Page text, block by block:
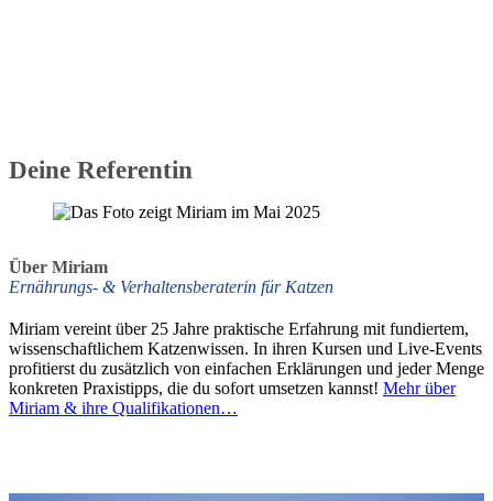
Deine Referentin
Über Miriam
Ernährungs- & Verhaltensberaterin für Katzen
Miriam vereint über 25 Jahre praktische Erfahrung mit fundiertem,
wissenschaftlichem Katzenwissen. In ihren Kursen und Live-Events
profitierst du zusätzlich von einfachen Erklärungen und jeder Menge
konkreten Praxistipps, die du sofort umsetzen kannst! Mehr über
Miriam & ihre Qualifikationen…